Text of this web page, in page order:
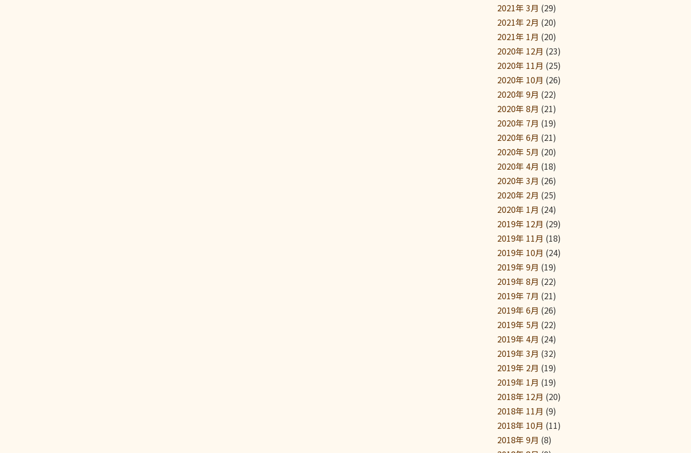
2021年 3月 (29)
2021年 2月 (20)
2021年 1月 (20)
2020年 12月 (23)
2020年 11月 (25)
2020年 10月 (26)
2020年 9月 (22)
2020年 8月 (21)
2020年 7月 (19)
2020年 6月 (21)
2020年 5月 (20)
2020年 4月 (18)
2020年 3月 (26)
2020年 2月 (25)
2020年 1月 (24)
2019年 12月 (29)
2019年 11月 (18)
2019年 10月 (24)
2019年 9月 (19)
2019年 8月 (22)
2019年 7月 (21)
2019年 6月 (26)
2019年 5月 (22)
2019年 4月 (24)
2019年 3月 (32)
2019年 2月 (19)
2019年 1月 (19)
2018年 12月 (20)
2018年 11月 (9)
2018年 10月 (11)
2018年 9月 (8)